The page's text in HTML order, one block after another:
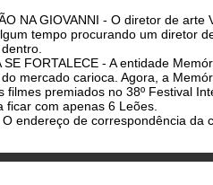
NA GIOVANNI - O diretor de
tempo procurando um diretor
SE FORTALECE - A entidade
mercado carioca. Agora, a
filmes premiados no 38º Festival
ficar com apenas 6 Leões.
O endereço de correspondência